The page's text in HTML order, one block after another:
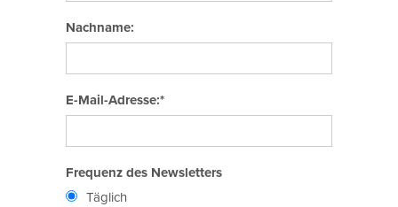
Nachname:
E-Mail-Adresse:*
Frequenz des Newsletters
Täglich